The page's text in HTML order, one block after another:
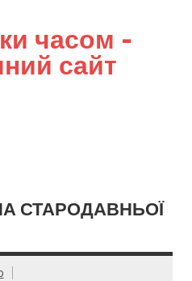
часом –
сайт
СТАРОДАВНЬОЇ